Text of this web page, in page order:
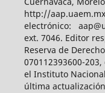
http://
electrónico:
ext. 7046. Editor
Reserva de
070112393600-
el Instituto
última